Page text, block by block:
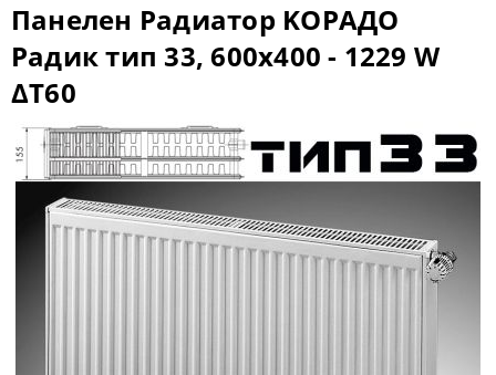
Панелен Радиатор KОРАДО
Радик тип 33, 600x400 - 1229 W
ΔT60